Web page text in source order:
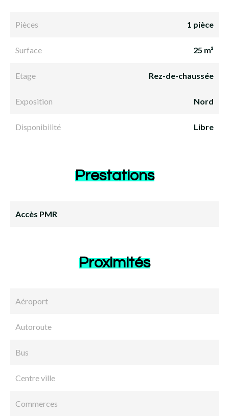
Pièces 1 pièce
Surface 25 m²
Etage Rez-de-chaussée
Exposition Nord
Disponibilité Libre
Prestations
Accès PMR
Proximités
Aéroport
Autoroute
Bus
Centre ville
Commerces